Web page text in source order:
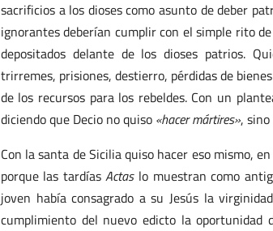
sacrificios a los dioses como asunto de deber
ignorantes deberían cumplir con el simple rito
depositados delante de los dioses patrios.
trirremes, prisiones, destierro, pérdidas de
de los recursos para los rebeldes. Con un
diciendo que Decio no quiso «hacer mártires», sino
Con la santa de Sicilia quiso hacer eso mismo,
porque las tardíasActas lo muestran como
joven había consagrado a su Jesús la
cumplimiento del nuevo edicto la oportunidad